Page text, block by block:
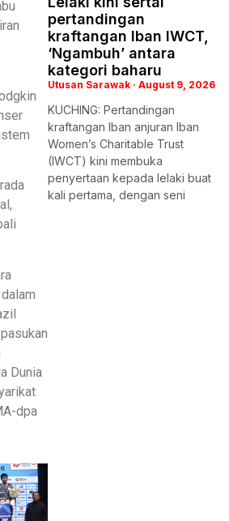
Dunia
dpa
pertandingan
kraftangan Iban IWCT,
‘Ngambuh’ antara
kategori baharu
Utusan Sarawak August 9, 2026
KUCHING: Pertandingan
kraftangan Iban anjuran Iban
Women’s Charitable Trust
(IWCT) kini membuka
penyertaan kepada lelaki buat
kali pertama, dengan seni